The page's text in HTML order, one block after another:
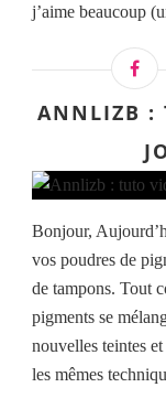
j’aime beaucoup
ANNLIZB :
Bonjour,
vos poudres de
de tampons. Tout
pigments se
nouvelles teintes
les mêmes